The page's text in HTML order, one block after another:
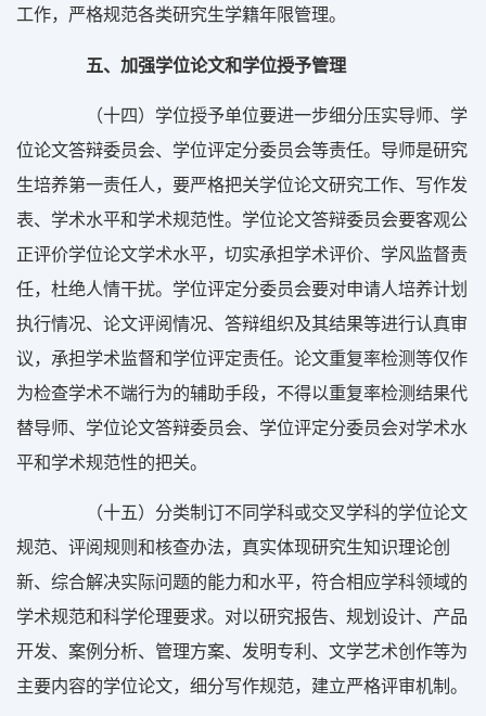
工作，严格规范各类研究生学籍年限管理。
五、加强学位论文和学位授予管理
（十四）学位授予单位要进一步细分压实导师、学
位论文答辩委员会、学位评定分委员会等责任。导师是研究
生培养第一责任人，要严格把关学位论文研究工作、写作发
表、学术水平和学术规范性。学位论文答辩委员会要客观公
正评价学位论文学术水平，切实承担学术评价、学风监督责
任，杜绝人情干扰。学位评定分委员会要对申请人培养计划
执行情况、论文评阅情况、答辩组织及其结果等进行认真审
议，承担学术监督和学位评定责任。论文重复率检测等仅作
为检查学术不端行为的辅助手段，不得以重复率检测结果代
替导师、学位论文答辩委员会、学位评定分委员会对学术水
平和学术规范性的把关。
（十五）分类制订不同学科或交叉学科的学位论文
规范、评阅规则和核查办法，真实体现研究生知识理论创
新、综合解决实际问题的能力和水平，符合相应学科领域的
学术规范和科学伦理要求。对以研究报告、规划设计、产品
开发、案例分析、管理方案、发明专利、文学艺术创作等为
主要内容的学位论文，细分写作规范，建立严格评审机制。